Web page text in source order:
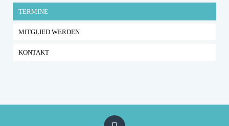
TERMINE
MITGLIED WERDEN
KONTAKT